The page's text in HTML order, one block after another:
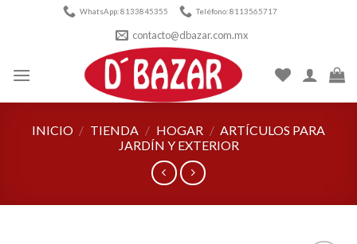
WhatsApp: 8133845355 Teléfono: 8113565717
contacto@dbazar.com.mx
INICIO / TIENDA / HOGAR / ARTÍCULOS PARA
JARDÍN Y EXTERIOR